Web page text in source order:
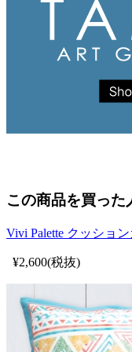
この商品を買っ
Vivi Palette クッション
¥2,600(税抜)